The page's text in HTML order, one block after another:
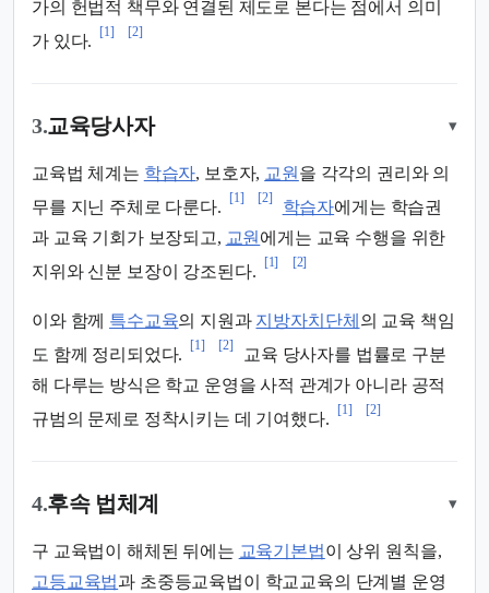
가의 헌법적 책무와 연결된 제도로 본다는 점에서 의미
가 있다.
[1] [2]
3.교육당사자 ▾
교육법 체계는 학습자, 보호자, 교원 을 각각의 권리와 의
무를 지닌 주체로 다룬다.
[1] [2]
학습자에게는 학습권
과 교육 기회가 보장되고, 교원에게는 교육 수행을 위한
지위와 신분 보장이 강조된다.
[1] [2]
이와 함께 특수교육의 지원과 지방자치단체 의 교육 책임
도 함께 정리되었다.
[1] [2]
교육 당사자를 법률로 구분
해 다루는 방식은 학교 운영을 사적 관계가 아니라 공적
규범의 문제로 정착시키는 데 기여했다.
[1] [2]
4.후속 법체계 ▾
구 교육법이 해체된 뒤에는 교육기본법이 상위 원칙을,
고등교육법과 초중등교육법이 학교교육의 단계별 운영